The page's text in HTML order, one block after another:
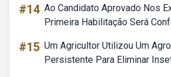
#14 Ao Candidato Aprovado Nos
Primeira Habilitação Será
#15 Um Agricultor Utilizou Um
Persistente Para Eliminar